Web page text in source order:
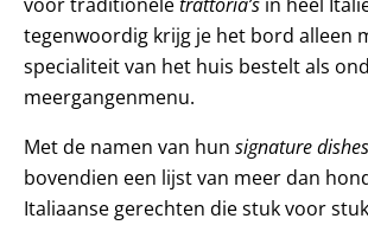
tegenwoordig krijg je het bord alleen
specialiteit van het huis bestelt als
meergangenmenu.
Met de namen van hun signature dishes
bovendien een lijst van meer dan
Italiaanse gerechten die stuk voor